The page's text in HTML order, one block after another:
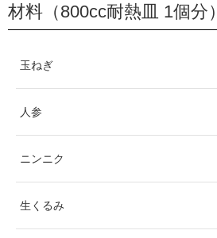
材料（800cc耐熱皿 1個分）
玉ねぎ
人参
ニンニク
生くるみ